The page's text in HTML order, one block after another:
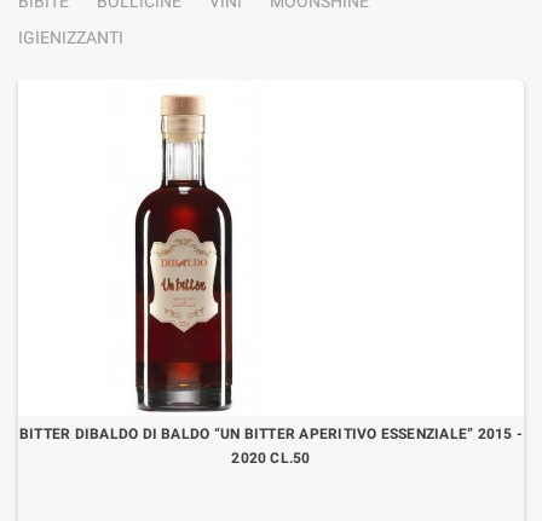
IGIENIZZANTI
BITTER DIBALDO DI BALDO “UN BITTER APERITIVO ESSENZIALE” 2015 -
2020 CL.50